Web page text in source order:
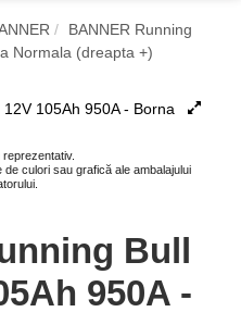
BANNER Running
Normala (dreapta +)
reprezentativ.
culori sau grafică ale ambalajului
Bull
950A -